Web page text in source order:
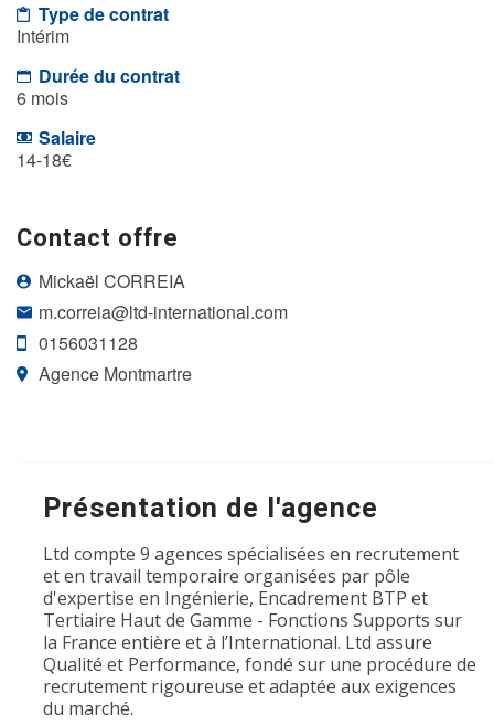
Type de contrat
Intérim
Durée du contrat
6 mois
Salaire
14-18€
Contact offre
Mickaël CORREIA
m.correia@ltd-international.com
0156031128
Agence Montmartre
Présentation de l'agence
Ltd compte 9 agences spécialisées en recrutement
et en travail temporaire organisées par pôle
d'expertise en Ingénierie, Encadrement BTP et
Tertiaire Haut de Gamme - Fonctions Supports sur
la France entière et à l’International. Ltd assure
Qualité et Performance, fondé sur une procédure de
recrutement rigoureuse et adaptée aux exigences
du marché.